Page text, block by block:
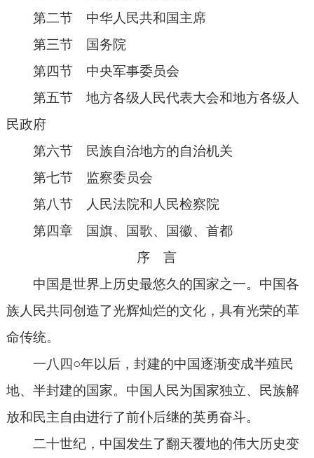
第二节 中华人民共和国主席
第三节 国务院
第四节 中央军事委员会
第五节 地方各级人民代表大会和地方各级人
民政府
第六节 民族自治地方的自治机关
第七节 监察委员会
第八节 人民法院和人民检察院
第四章 国旗、国歌、国徽、首都
序 言
中国是世界上历史最悠久的国家之一。中国各
族人民共同创造了光辉灿烂的文化，具有光荣的革
命传统。
一八四○年以后，封建的中国逐渐变成半殖民
地、半封建的国家。中国人民为国家独立、民族解
放和民主自由进行了前仆后继的英勇奋斗。
二十世纪，中国发生了翻天覆地的伟大历史变